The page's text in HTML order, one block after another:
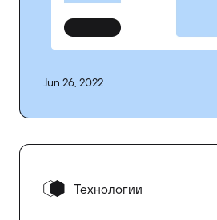
Jun 26, 2022
Технологии